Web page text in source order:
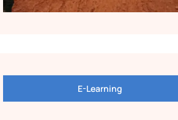
E-Learning